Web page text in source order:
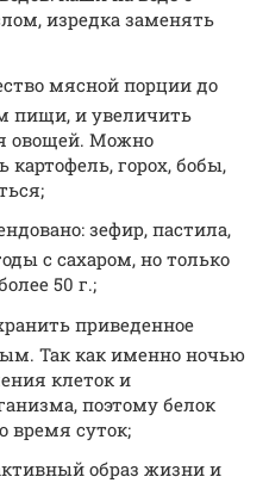
изредка заменять
мясной порции до
пищи, и увеличить
овощей. Можно
картофель, горох, бобы,
зефир, пастила,
с сахаром, но только
50 г.;
приведенное
Так как именно ночью
клеток и
поэтому белок
время суток;
образ жизни и